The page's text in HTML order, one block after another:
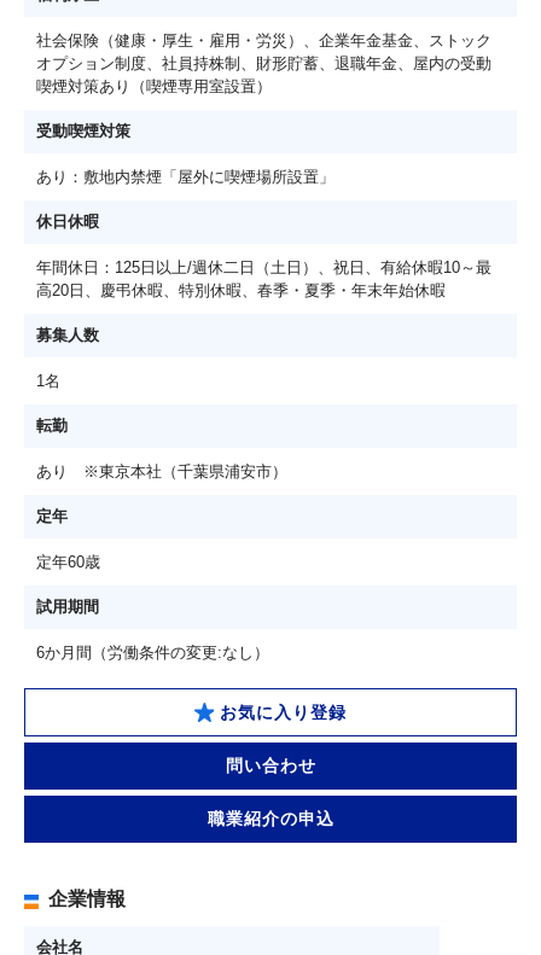
社会保険（健康・厚生・雇用・労災）、企業年金基金、ストック
オプション制度、社員持株制、財形貯蓄、退職年金、屋内の受動
喫煙対策あり（喫煙専用室設置）
受動喫煙対策
あり：敷地内禁煙「屋外に喫煙場所設置」
休日休暇
年間休日：125日以上/週休二日（土日）、祝日、有給休暇10～最
高20日、慶弔休暇、特別休暇、春季・夏季・年末年始休暇
募集人数
1名
転勤
あり ※東京本社（千葉県浦安市）
定年
定年60歳
試用期間
6か月間（労働条件の変更:なし）
お気に入り登録
問い合わせ
職業紹介の申込
企業情報
会社名